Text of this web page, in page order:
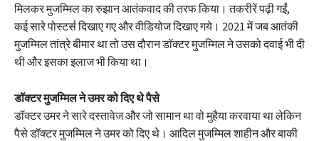
मिलकर मुजम्मिल का रुझान आतंकवाद की तरफ किया। तकरीरें पढ़ी गईं,
कई सारे पोस्टर्स दिखाए गए और वीडियोज दिखाए गये। 2021 में जब आतंकी
मुजम्मिल तांत्रे बीमार था तो उस दौरान डॉक्टर मुजम्मिल ने उसको दवाई भी दी
थी और इसका इलाज भी किया था।
डॉक्टर मुजम्मिल ने उमर को दिए थे पैसे
डॉक्टर उमर ने सारे दस्तावेज और जो सामान था वो मुहैया करवाया था लेकिन
पैसे डॉक्टर मुजम्मिल ने उमर को दिए थे। आदिल मुजम्मिल शाहीन और बाकी